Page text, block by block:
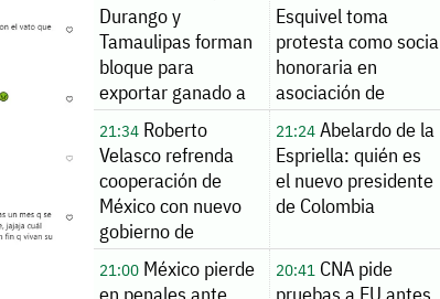
Durango y
Tamaulipas forman
bloque para
exportar ganado a
EU
Esquivel toma
protesta como socia
honoraria en
asociación de
Coahuila
21:34 Roberto
Velasco refrenda
cooperación de
México con nuevo
gobierno de
Colombia
21:24Abelardo de la
Espriella: quién es
el nuevo presidente
de Colombia
21:00 México pierde
20:41CNA pide